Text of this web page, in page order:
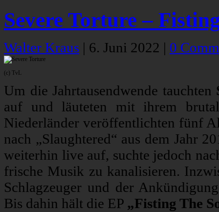
Severe Torture –
Walter Kraus | 6. Juni 2022 | 0
(c) TvL
Um die Jahrtausendwende tauchten
auf und läuteten mit ihrem
Niederländer veröffentlichten fünf
nach „Slaughtered“ aus dem Jahr
weiterhin live auf, suchte jedoch
frische Musik zu kanalisieren.
Schlagzeuger und der
Bis dahin hält die EP „Fisting The